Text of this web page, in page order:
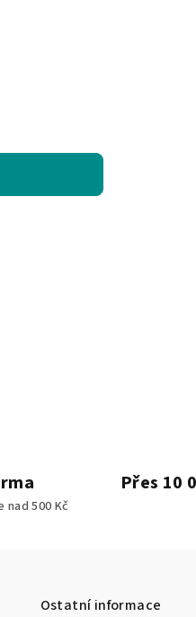
500 Kč
Přes 10
Ostatní informace